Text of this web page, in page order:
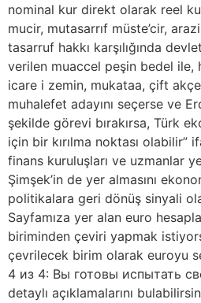
nominal kur direkt olarak reel
mucir, mutasarrıf müste’cir,
tasarruf hakkı karşılığında
verilen muaccel peşin bedel ile,
icare i zemin, mukataa, çift
muhalefet adayını seçerse ve
şekilde görevi bırakırsa, Türk
için bir kırılma noktası olabilir”
finans kuruluşları ve uzmanlar
Şimşek’in de yer almasını
politikalara geri dönüş sinyali
Sayfamıza yer alan euro
biriminden çeviri yapmak
çevrilecek birim olarak euroyu
4 из 4: Вы готовы испытать
detaylı açıklamalarını